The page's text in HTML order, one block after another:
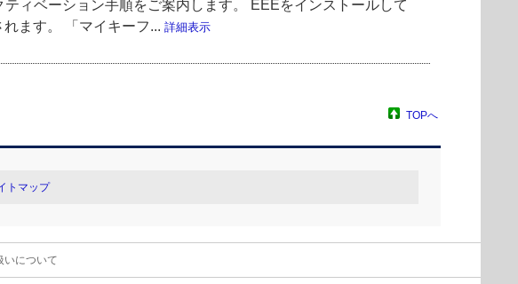
ィベーション手順をご案内します。 EEEをインストールして
ます。 「マイキーフ... 詳細表示
TOPへ
トマップ
いについて